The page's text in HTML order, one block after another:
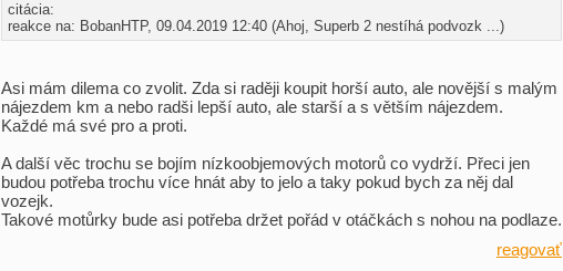
citácia:
reakce na: BobanHTP, 09.04.2019 12:40 (Ahoj, Superb 2 nestíhá podvozk ...)
Asi mám dilema co zvolit. Zda si raději koupit horší auto, ale novější s malým
nájezdem km a nebo radši lepší auto, ale starší a s větším nájezdem.
Každé má své pro a proti.
A další věc trochu se bojím nízkoobjemových motorů co vydrží. Přeci jen
budou potřeba trochu více hnát aby to jelo a taky pokud bych za něj dal
vozejk.
Takové motůrky bude asi potřeba držet pořád v otáčkách s nohou na podlaze.
reagovať